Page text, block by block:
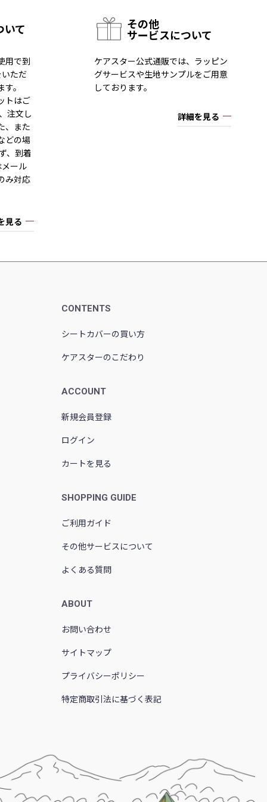
いて
用で到
ただ
。
トはご
注文し
、また
どの場
、到着
ール
み対応
見る
その他
サービスについて
ケアスター公式通販では、ラッピン
グサービスや生地サンプルをご用意
しております。
詳細を見る
CONTENTS
シートカバーの買い方
ケアスターのこだわり
ACCOUNT
新規会員登録
ログイン
カートを見る
SHOPPING GUIDE
ご利用ガイド
その他サービスについて
よくある質問
ABOUT
お問い合わせ
サイトマップ
プライバシーポリシー
特定商取引法に基づく表記